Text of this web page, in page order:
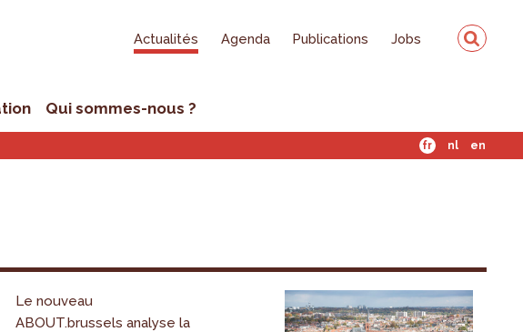
Actualités Agenda Publications Jobs
Qui sommes-nous ?
fr nl en
Le nouveau
ABOUT.brussels analyse la